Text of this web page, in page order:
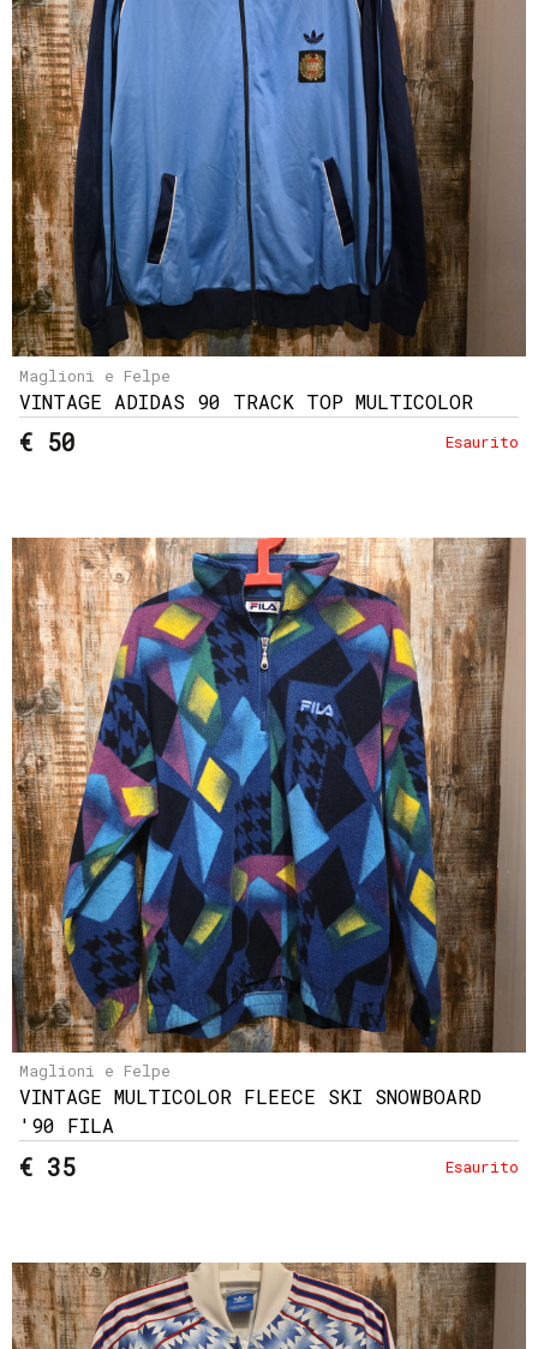
resi
Metodi
di
pagamento
Privacy
Policy
Il
mio
account
Maglioni e Felpe
VINTAGE ADIDAS 90 TRACK TOP MULTICOLOR
€ 50 Esaurito
Maglioni e Felpe
VINTAGE MULTICOLOR FLEECE SKI SNOWBOARD
'90 FILA
€ 35 Esaurito